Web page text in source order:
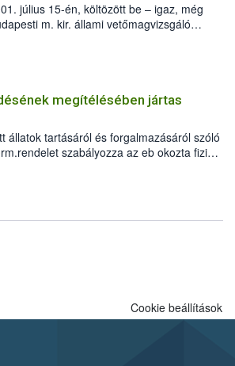
július 15-én, költözött be – igaz, még
m. kir. állami vetőmagvizsgáló
15. szám alatti, Czigler Győző által
megítélésében jártas
állatok tartásáról és forgalmazásáról szóló
szabályozza az eb okozta fizikai
veszélye keletkezésekor felmerülő
valamint a veszélyes eb tartását és annak
Cookie beállítások